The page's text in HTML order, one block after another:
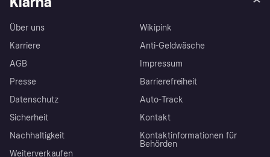
Über uns
Karriere
AGB
Presse
Datenschutz
Sicherheit
Nachhaltigkeit
Weiterverkaufen
Wikipink
Anti-Geldwäsche
Impressum
Barrierefreiheit
Auto-Track
Kontakt
Kontaktinformationen für
Behörden